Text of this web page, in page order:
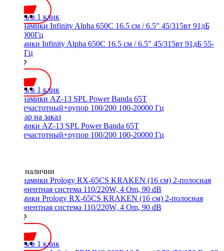
Купить в 1 клик
Динамики Infinity Alpha 650C 16.5 см / 6.5" 45/315вт 91дБ 55-
20000Гц
6800 ₽
Купить в 1 клик
Динамики AZ-13 SPL Power Banda 65T
среднечастотный+рупор 100/200 100-20000 Гц
Нет в наличии
Динамики Prology RX-65CS KRAKEN (16 см) 2-полосная
компонентная система 110/220W, 4 Om, 90 dB
4500 ₽
Купить в 1 клик